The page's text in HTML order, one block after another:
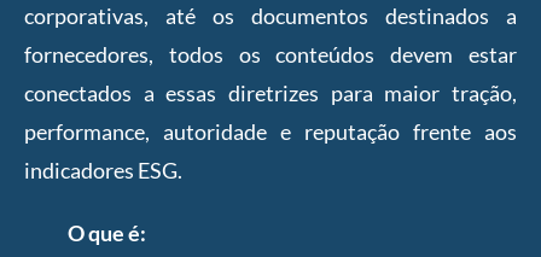
corporativas, até os documentos destinados a
fornecedores, todos os conteúdos devem estar
conectados a essas diretrizes para maior tração,
performance, autoridade e reputação frente aos
indicadores ESG.
O que é: